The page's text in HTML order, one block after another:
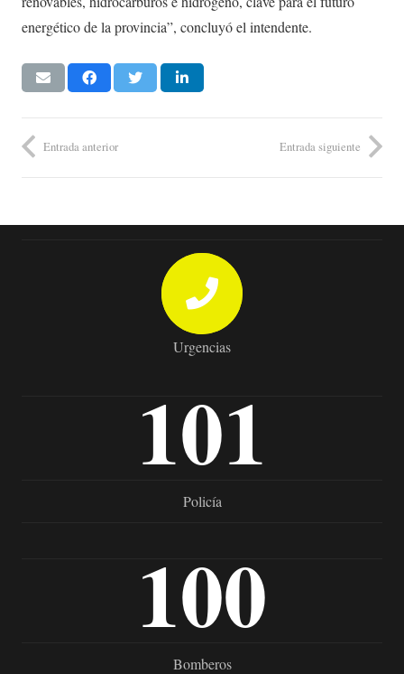
energético de la provincia”, concluyó el intendente.
Entrada anterior Entrada siguiente
Urgencias
101
Policía
100
Bomberos